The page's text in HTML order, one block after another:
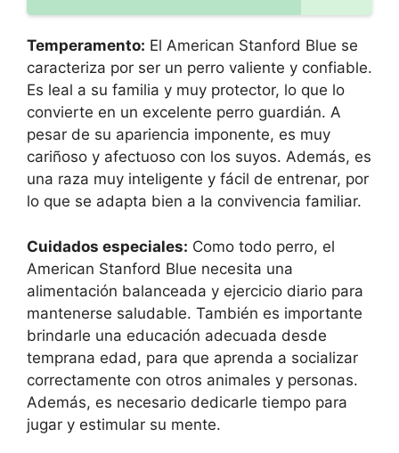
Temperamento: El American Stanford Blue se
caracteriza por ser un perro valiente y confiable.
Es leal a su familia y muy protector, lo que lo
convierte en un excelente perro guardián. A
pesar de su apariencia imponente, es muy
cariñoso y afectuoso con los suyos. Además, es
una raza muy inteligente y fácil de entrenar, por
lo que se adapta bien a la convivencia familiar.
Cuidados especiales: Como todo perro, el
American Stanford Blue necesita una
alimentación balanceada y ejercicio diario para
mantenerse saludable. También es importante
brindarle una educación adecuada desde
temprana edad, para que aprenda a socializar
correctamente con otros animales y personas.
Además, es necesario dedicarle tiempo para
jugar y estimular su mente.